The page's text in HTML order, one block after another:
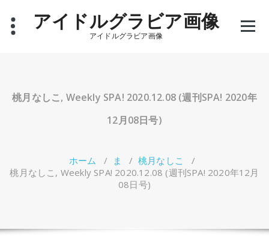
アイドルグラビア画像
アイドルグラビア画像
桃月なしこ, Weekly SPA! 2020.12.08 (週刊SPA! 2020年
12月08日号)
ホーム / ま / 桃月なしこ
/
桃月なしこ, Weekly SPA! 2020.12.08 (週刊SPA! 2020年12月
08日号)